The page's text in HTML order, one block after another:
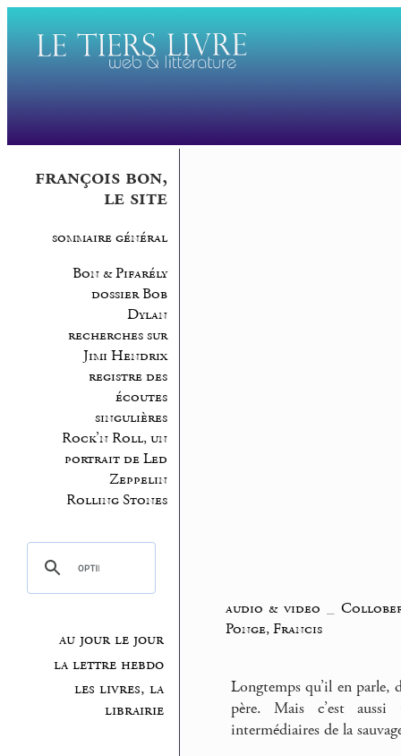
françois bon,
le site
sommaire général
Bon & Pifarély
dossier Bob
Dylan
recherches sur
Jimi Hendrix
registre des
écoutes
singulières
Rock’n Roll, un
portrait de Led
Zeppelin
Rolling Stones
au jour le jour
la lettre hebdo
les livres, la
librairie
audio & video
Ponge, Francis
Longtemps qu’il en parle,
père. Mais c’est
intermédiaires de la